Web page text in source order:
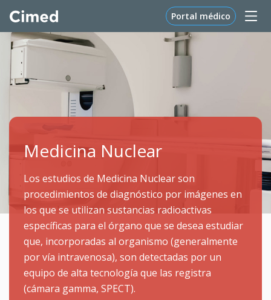
Portal médico
Medicina Nuclear
Los estudios de Medicina Nuclear son
procedimientos de diagnóstico por imágenes en
los que se utilizan sustancias radioactivas
específicas para el órgano que se desea estudiar
que, incorporadas al organismo (generalmente
por vía intravenosa), son detectadas por un
equipo de alta tecnología que las registra
(cámara gamma, SPECT).